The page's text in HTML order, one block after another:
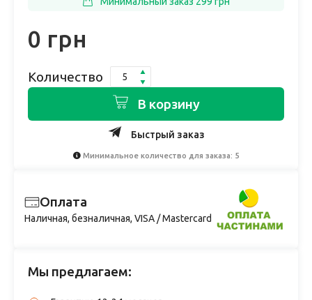
0 грн
Количество
В корзину
Быстрый заказ
Минимальное количество для заказа: 5
Оплата
Наличная, безналичная, VISA / Mastercard
Мы предлагаем: